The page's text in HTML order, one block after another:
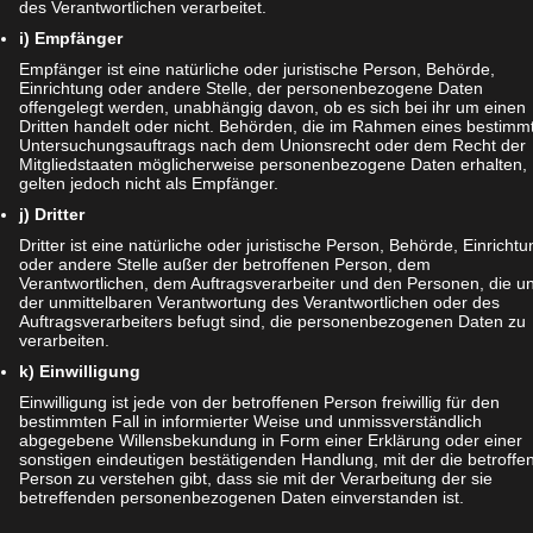
schon fast fertig.
Schritt führt ihr nun mit der anderen Seite durch. So
des Verantwortlichen verarbeitet.
i) Empfänger
Empfänger ist eine natürliche oder juristische Person, Behörde,
Einrichtung oder andere Stelle, der personenbezogene Daten
offengelegt werden, unabhängig davon, ob es sich bei ihr um einen
Dritten handelt oder nicht. Behörden, die im Rahmen eines
Untersuchungsauftrags nach dem Unionsrecht oder dem Recht der
Mitgliedstaaten möglicherweise personenbezogene Daten erhalten,
gelten jedoch nicht als Empfänger.
j) Dritter
Dritter ist eine natürliche oder juristische Person, Behörde,
oder andere Stelle außer der betroffenen Person, dem
Verantwortlichen, dem Auftragsverarbeiter und den Personen, die
der unmittelbaren Verantwortung des Verantwortlichen oder des
Auftragsverarbeiters befugt sind, die personenbezogenen Daten zu
verarbeiten.
k) Einwilligung
Einwilligung ist jede von der betroffenen Person freiwillig für den
bestimmten Fall in informierter Weise und unmissverständlich
abgegebene Willensbekundung in Form einer Erklärung oder einer
sonstigen eindeutigen bestätigenden Handlung, mit der die
Person zu verstehen gibt, dass sie mit der Verarbeitung der sie
betreffenden personenbezogenen Daten einverstanden ist.